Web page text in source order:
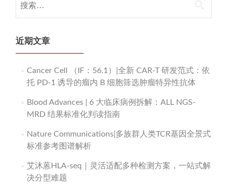
索：
近期文章
Cancer Cell （IF：56.1）|全新 CAR-T 研发范式：依
托 PD-1 诱导的瘤内 B 细胞筛选肿瘤特异性抗体
Blood Advances | 6 大临床病例拆解：ALL NGS-
MRD 结果标准化判读指南
Nature Communications|多族群人类TCR基因全景式
标准参考图谱解析
艾沐蒽HLA-seq｜灵活适配多种检测方案，一站式解
决分型难题